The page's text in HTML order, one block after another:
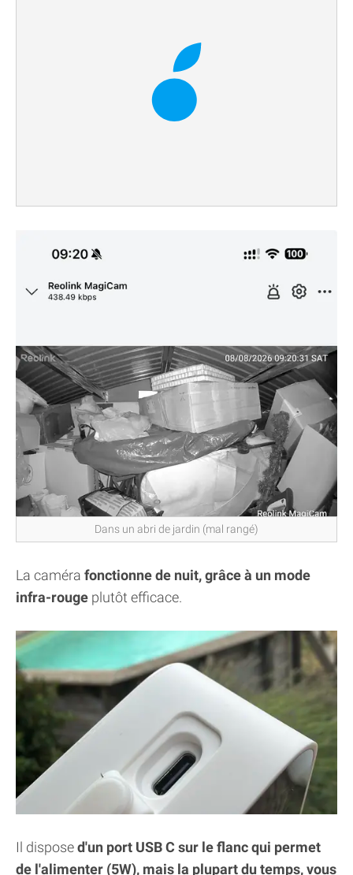
Dans un abri de jardin (mal rangé)
La caméra fonctionne de nuit, grâce à un mode
infra-rouge plutôt efficace.
Il disposed'un port USB C sur le flanc qui permet
de l'alimenter (5W), mais la plupart du temps, vous